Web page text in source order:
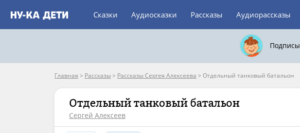
Сказки Аудиосказки Рассказы Аудиорассказы
Главная > Рассказы > Рассказы Сергея Алексеева > Отдельный танковый батальон
Отдельный танковый батальон
Сергей Алексеев